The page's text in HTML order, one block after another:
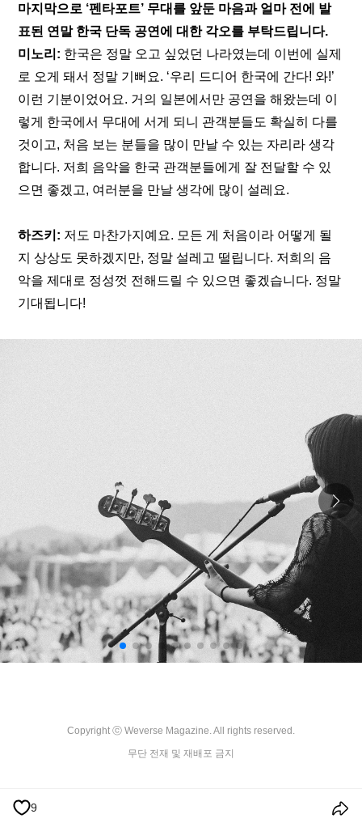
마지막으로 ‘펜타포트’ 무대를 앞둔 마음과 얼마 전에 발
표된 연말 한국 단독 공연에 대한 각오를 부탁드립니다.
미노리: 한국은 정말 오고 싶었던 나라였는데 이번에 실제
로 오게 돼서 정말 기뻐요. ‘우리 드디어 한국에 간다! 와!’
이런 기분이었어요. 거의 일본에서만 공연을 해왔는데 이
렇게 한국에서 무대에 서게 되니 관객분들도 확실히 다를
것이고, 처음 보는 분들을 많이 만날 수 있는 자리라 생각
합니다. 저희 음악을 한국 관객분들에게 잘 전달할 수 있
으면 좋겠고, 여러분을 만날 생각에 많이 설레요.
하즈키: 저도 마찬가지예요. 모든 게 처음이라 어떻게 될
지 상상도 못하겠지만, 정말 설레고 떨립니다. 저희의 음
악을 제대로 정성껏 전해드릴 수 있으면 좋겠습니다. 정말
기대됩니다!
Copyright ⓒ Weverse Magazine. All rights reserved.
무단 전재 및 재배포 금지
9